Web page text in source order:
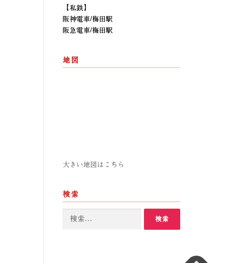
【私鉄】
阪神電車/梅田駅
阪急電車/梅田駅
地図
大きい地図はこちら
検索